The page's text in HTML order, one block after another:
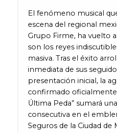
El fenómeno musical
escena del regional
Grupo Firme, ha vuelto
son los reyes
masiva. Tras el éxito
inmediata de sus
presentación inicial, la
confirmado oficialmente
Última Peda” sumará
consecutiva en el
Seguros de la Ciudad de